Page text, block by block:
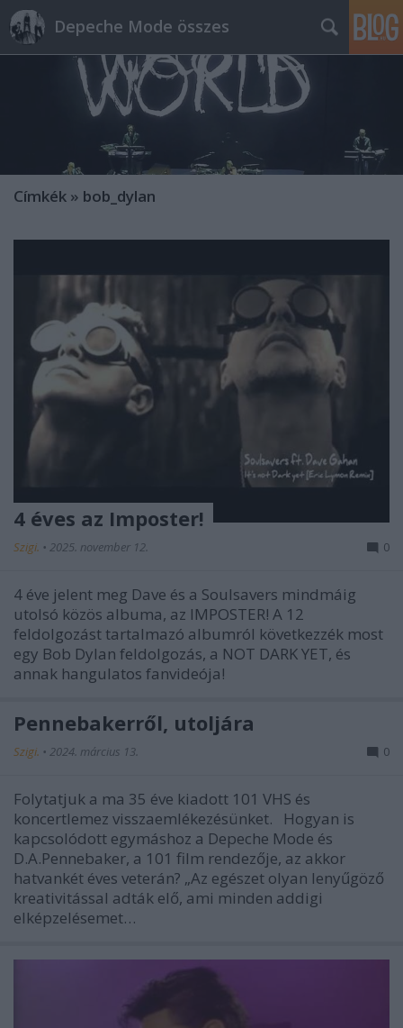
Depeche Mode összes
Címkék » bob_dylan
4 éves az Imposter!
Szigi. • 2025. november 12. 0
4 éve jelent meg Dave és a Soulsavers mindmáig
utolsó közös albuma, az IMPOSTER! A 12
feldolgozást tartalmazó albumról következzék most
egy Bob Dylan feldolgozás, a NOT DARK YET, és
annak hangulatos fanvideója!
Pennebakerről, utoljára
Szigi. • 2024. március 13. 0
Folytatjuk a ma 35 éve kiadott 101 VHS és
koncertlemez visszaemlékezésünket. Hogyan is
kapcsolódott egymáshoz a Depeche Mode és
D.A.Pennebaker, a 101 film rendezője, az akkor
hatvankét éves veterán? „Az egészet olyan lenyűgöző
kreativitással adták elő, ami minden addigi
elképzelésemet…